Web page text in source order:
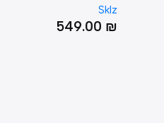
TRAINER
549.00